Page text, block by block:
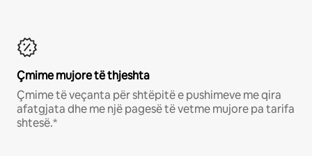
Çmime mujore të thjeshta
Çmime të veçanta për shtëpitë e pushimeve me qira
afatgjata dhe me një pagesë të vetme mujore pa tarifa
shtesë.*